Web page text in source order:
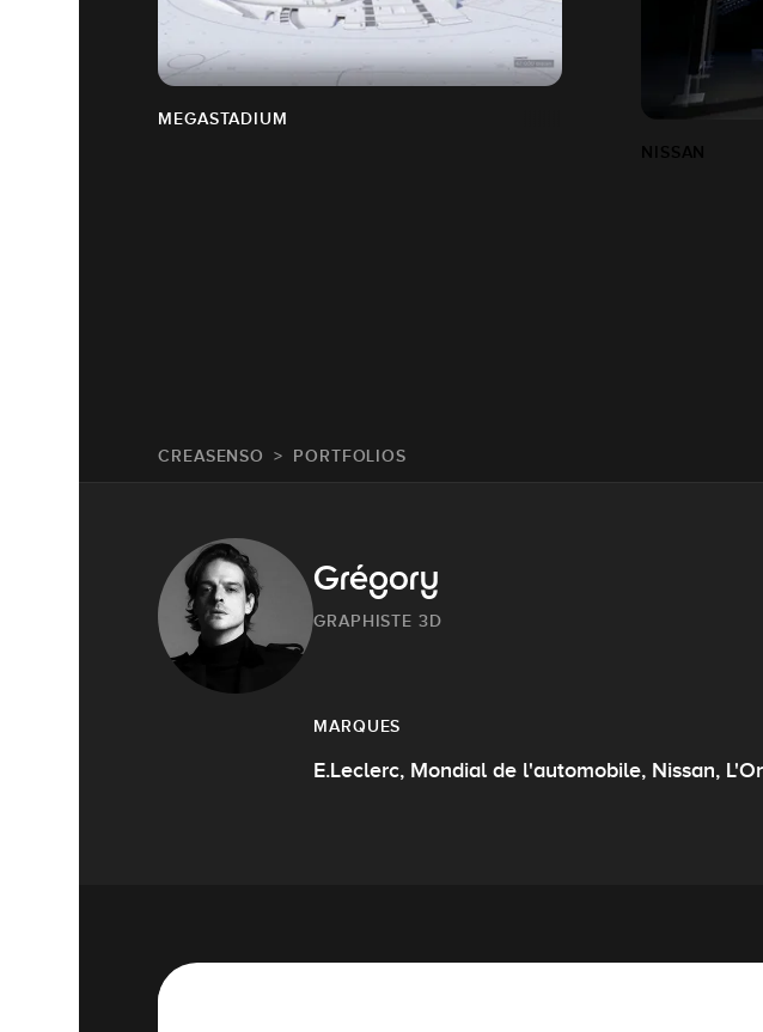
MEGASTADIUM
NISSAN
CREASENSO PORTFOLIOS
Grégory
GRAPHISTE 3D
MARQUES
E.Leclerc, Mondial de l'automobile, Nissan,